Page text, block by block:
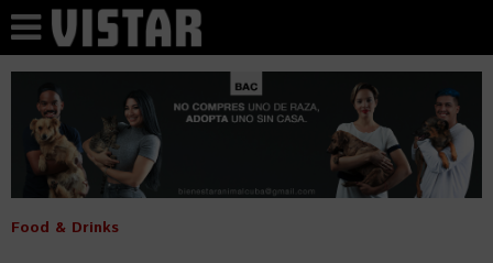
Food & Drinks